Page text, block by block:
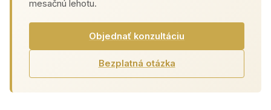
mesačnú lehotu.
Objednať konzultáciu
Bezplatná otázka